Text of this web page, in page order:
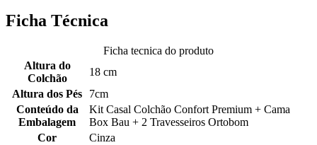
Ficha Técnica
Ficha tecnica do produto
Altura do
Colchão
18 cm
Altura dos Pés
7cm
Conteúdo da
Embalagem
Kit Casal Colchão Confort Premium + Cama
Box Bau + 2 Travesseiros Ortobom
Cor
Cinza